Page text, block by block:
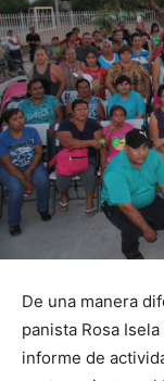
De una manera
panista Rosa
informe de